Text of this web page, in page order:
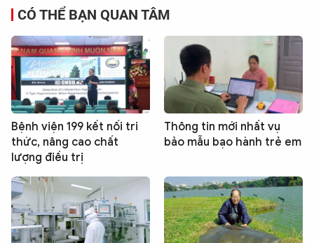
CÓ THỂ BẠN QUAN TÂM
Bệnh viện 199 kết nối tri
thức, nâng cao chất
lượng điều trị
Thông tin mới nhất vụ
bảo mẫu bạo hành trẻ em